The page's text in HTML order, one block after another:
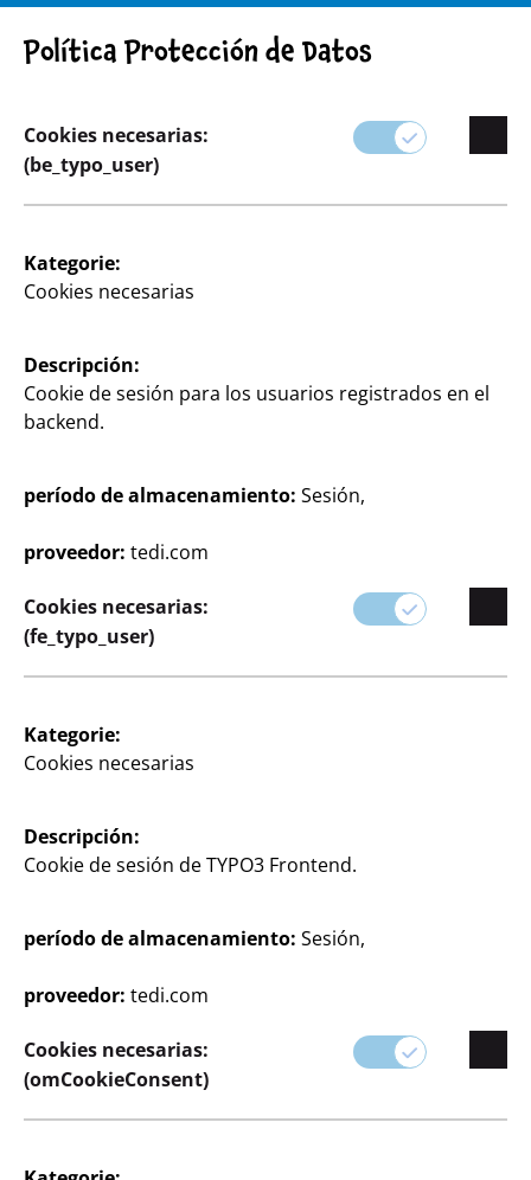
Surtido
Artesanías y bricolaje
Tanto si eres un entusiasta del bricolaje como si lo
haces de vez en cuando, TEDi tiene todo lo que
necesitas para tu próximo proyecto.
ofrece una gran variedad de materiales y
realidad sus ideas creativas.
Desde reparaciones sencillas hasta creaciones
complejas, nuestros productos están diseñados
para ofrecer calidad y facilidad de uso.
53 artículo
Política Protección de Datos
Cookies necesarias:
(be_typo_user)
Kategorie:
Cookies necesarias
Descripción:
Cookie de sesión para los usuarios registrados en el
backend.
período de almacenamiento: Sesión,
proveedor: tedi.com
Cookies necesarias:
(fe_typo_user)
Kategorie:
Cookies necesarias
Descripción:
Cookie de sesión de TYPO3 Frontend.
período de almacenamiento: Sesión,
proveedor: tedi.com
Cookies necesarias:
(omCookieConsent)